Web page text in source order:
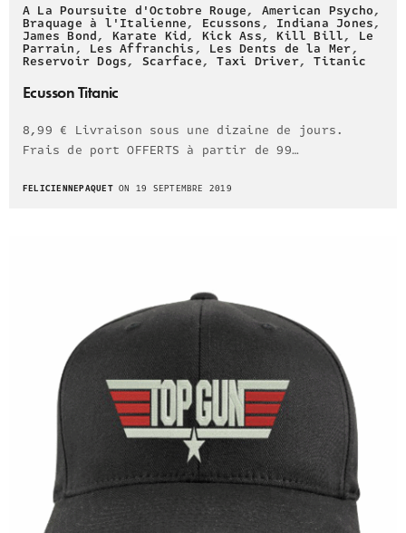
A La Poursuite d'Octobre Rouge, American Psycho,
Braquage à l'Italienne, Ecussons, Indiana Jones,
James Bond, Karate Kid, Kick Ass,Kill Bill, Le
Parrain, Les Affranchis, Les Dents de la Mer,
Reservoir Dogs, Scarface,Taxi Driver,Titanic
Ecusson Titanic
8,99 € Livraison sous une dizaine de jours.
Frais de port OFFERTS à partir de 99…
FELICIENNEPAQUETON 19 SEPTEMBRE 2019